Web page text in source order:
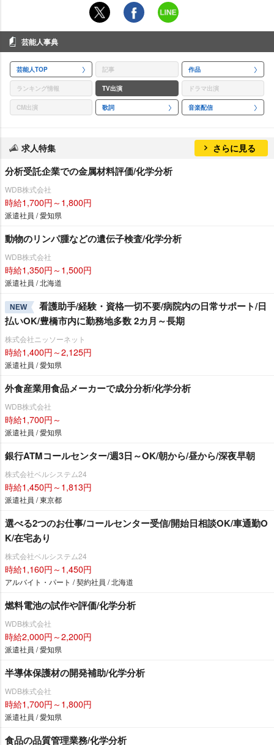
芸能人事典
芸能人TOP 記事 作品
ランキング情報 TV出演 ドラマ出演
CM出演 歌詞 音楽配信
求人特集 さらに見る
分析受託企業での金属材料評価/化学分析
WDB株式会社
時給1,700円～1,800円
派遣社員 / 愛知県
動物のリンパ腫などの遺伝子検査/化学分析
WDB株式会社
時給1,350円～1,500円
派遣社員 / 北海道
NEW
看護助手/経験・資格一切不要/病院内の日常サポート/日
払いOK/豊橋市内に勤務地多数 2カ月～長期
株式会社ニッソーネット
時給1,400円～2,125円
派遣社員 / 愛知県
外食産業用食品メーカーで成分分析/化学分析
WDB株式会社
時給1,700円～
派遣社員 / 愛知県
銀行ATMコールセンター/週3日～OK/朝から/昼から/深夜早朝
株式会社ベルシステム24
時給1,450円～1,813円
派遣社員 / 東京都
選べる2つのお仕事/コールセンター受信/開始日相談OK/車通勤O
K/在宅あり
株式会社ベルシステム24
時給1,160円～1,450円
アルバイト・パート / 契約社員 / 北海道
燃料電池の試作や評価/化学分析
WDB株式会社
時給2,000円～2,200円
派遣社員 / 愛知県
半導体保護材の開発補助/化学分析
WDB株式会社
時給1,700円～1,800円
派遣社員 / 愛知県
食品の品質管理業務/化学分析